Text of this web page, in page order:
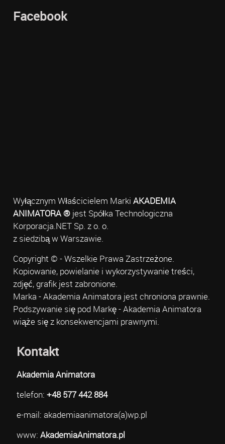
Facebook
Wyłącznym Właścicielem Marki AKADEMIA
ANIMATORA ®jest Spółka Technologiczna
Korporacja.NET Sp. z o. o.
z siedzibą w Warszawie.
Copyright © - Wszelkie Prawa Zastrzeżone.
Kopiowanie, powielanie i wykorzystywanie treści,
zdjęć, grafik jest zabronione.
Marka - Akademia Animatora jest chroniona prawnie.
Podszywanie się pod Markę - Akademia Animatora
wiąże się z konsekwencjami prawnymi.
Kontakt
Akademia Animatora
telefon: +48 577 442 884
e-mail: akademiaanimatora(a)wp.pl
www: AkademiaAnimatora.pl